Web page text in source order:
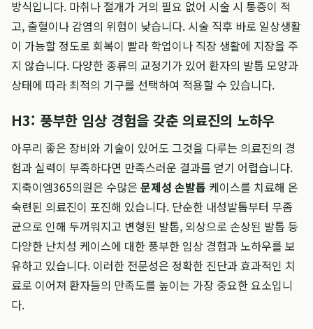
방식입니다. 마취나 절개가 거의 필요 없어 시술 시 통증이 적
고, 출혈이나 감염의 위험이 낮습니다. 시술 직후 바로 일상생활
이 가능할 정도로 회복이 빨라 학업이나 직장 생활에 지장을 주
지 않습니다. 다양한 종류의 교정기가 있어 환자의 발톱 모양과
상태에 따라 최적의 기구를 선택하여 적용할 수 있습니다.
H3: 풍부한 임상 경험을 갖춘 의료진의 노하우
아무리 좋은 장비와 기술이 있어도 그것을 다루는 의료진의 경
험과 실력이 부족하다면 만족스러운 결과를 얻기 어렵습니다.
지축이엠365의원은 수많은 문제성 손발톱 케이스를 치료해 온
숙련된 의료진이 포진해 있습니다. 단순한 내성발톱부터 무좀
균으로 인해 두꺼워지고 변형된 발톱, 외상으로 손상된 발톱 등
다양한 난치성 케이스에 대한 풍부한 임상 경험과 노하우를 보
유하고 있습니다. 이러한 전문성은 정확한 진단과 효과적인 치
료로 이어져 환자들의 만족도를 높이는 가장 중요한 요소입니
다.